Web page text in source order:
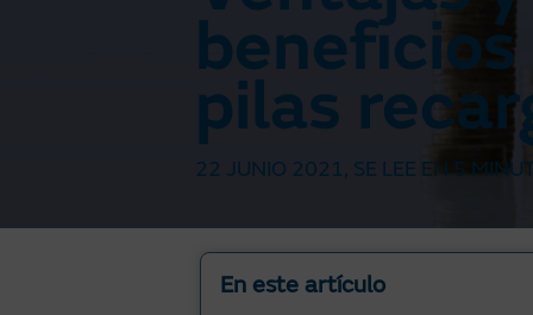
beneficios
pilas
22 JUNIO 2021, SE LEE EN 5
En este artículo